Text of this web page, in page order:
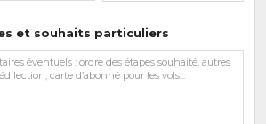
et souhaits particuliers